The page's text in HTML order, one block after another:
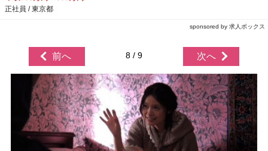
正社員 / 東京都
sponsored by 求人ボックス
前へ 8 / 9 次へ